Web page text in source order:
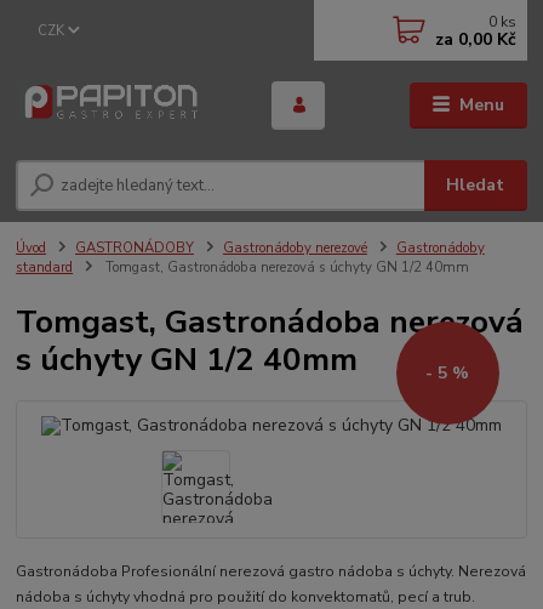
Menu
CZK
Hledat
0 ks
za 0,00 Kč
Úvod GASTRONÁDOBY Gastronádoby nerezové
Gastronádoby
standard
Tomgast, Gastronádoba nerezová s úchyty GN 1/2 40mm
Tomgast, Gastronádoba nerezová
s úchyty GN 1/2 40mm
- 5 %
Gastronádoba Profesionální nerezová gastro nádoba s úchyty. Nerezová
nádoba s úchyty vhodná pro použití do konvektomatů, pecí a trub.